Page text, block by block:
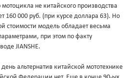
не китайского производства
160 000 руб. (при курсе доллара 63). Но
стоимости модель обладает весьма
при этом по факту
JIANSHE.
альтернатив китайской мототехнике